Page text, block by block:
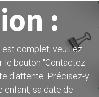
:
est complet, veuillez
le bouton ''Contactez-
d'attente. Précisez-y
enfant, sa date de